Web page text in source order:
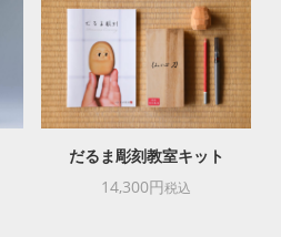
だるま彫刻教室キット
14,300円税込